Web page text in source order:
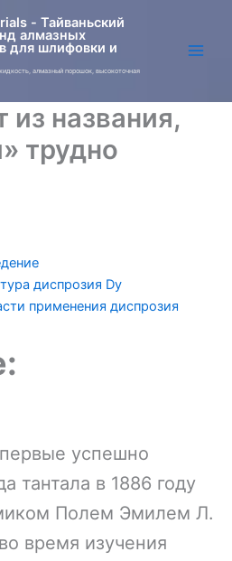
- Тайваньский
алмазных
для шлифовки и
алмазный порошок, высокоточная
из названия,
трудно
диспрозия Dy
применения диспрозия
успешно
тантала в 1886 году
Полем Эмилем Л.
время изучения